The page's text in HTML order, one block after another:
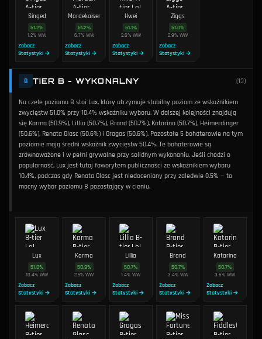
Singed
51.2%
1.2%WW
Zobacz
Statystyki →
Mordekaiser
51.2%
6.7% WW
Zobacz
Statystyki →
Hwei
51.1%
2.6% WW
Zobacz
Statystyki →
Ziggs
51.0%
2.9%WW
Zobacz
Statystyki →
B TIER B - WYKONALNY (13)
Na czele poziomu B stoi Lux, który utrzymuje stabilny poziom ze wskaźnikiem
zwycięstw 51.0% przy 10.4% wskaźniku wyboru. W dalszej kolejności znajdują
się Karma (50.9%), Lillia (50.7%), Brand (50.7%), Katarina (50.7%), Heimerdinger
(50.6%), Renata Glasc (50.6%) i Gragas (50.6%). Pozostałe 5 bohaterowie na tym
poziomie mają średni wskaźnik zwycięstw 50.4%. Te bohaterowie są
zrównoważone i w pełni grywalne przy solidnym wykonaniu. Jeśli chodzi o
popularność, Lux jest tutaj faworytem publiczności ze wskaźnikiem wyboru
10.4%, podczas gdy Renata Glasc jest niedoceniany przy zaledwie 0.5% — to
mocny wybór poziomu B pozostający w cieniu.
Lux
51.0%
10.4%WW
Zobacz
Statystyki →
Karma
50.9%
2.5%WW
Zobacz
Statystyki →
Lillia
50.7%
1.4%WW
Zobacz
Statystyki →
Brand
50.7%
3.4% WW
Zobacz
Statystyki →
Katarina
50.7%
3.6%WW
Zobacz
Statystyki →